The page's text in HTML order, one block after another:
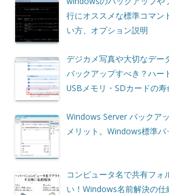
行にオススメな標準コマ
い方、オプション説明
デジカメ写真や大切なデー
バックアップすべき？ハー
USBメモリ・SDカードの
Windows Server バックア
メリット。Windows標準
コンピュータ名で共有フォ
い！Windows名前解決の仕